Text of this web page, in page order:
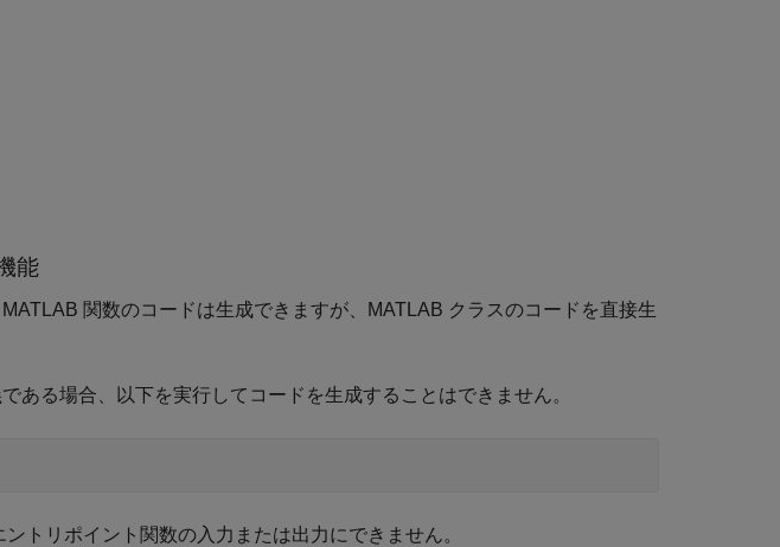
能
関数のコードは生成できますが、MATLAB クラスのコードを直接生
ある場合、以下を実行してコードを生成することはできません。
トリポイント関数の入力または出力にできません。